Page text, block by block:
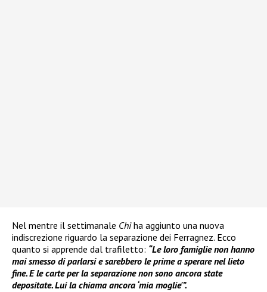
Nel mentre il settimanale Chiha aggiunto una nuova
indiscrezione riguardo la separazione dei Ferragnez. Ecco
quanto si apprende dal trafiletto: “Le loro famiglie non hanno
mai smesso di parlarsi e sarebbero le prime a sperare nel lieto
fine. E le carte per la separazione non sono ancora state
depositate. Lui la chiama ancora ‘mia moglie'”.